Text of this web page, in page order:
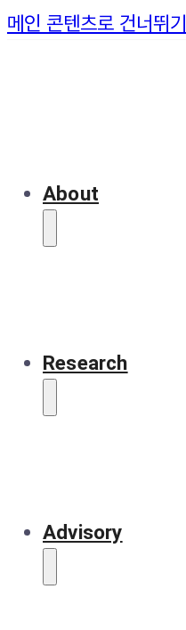
메인 콘텐츠로 건너뛰기
About
Research
Advisory